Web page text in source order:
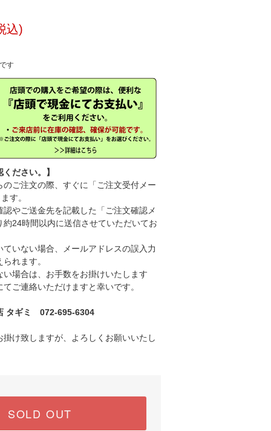
込)
す
ださい。】
ご注文の際、すぐに「ご注文受付メー
す。
やご送金先を記載した「ご注文確認メ
約24時間以内に送信させていただいてお
いない場合、メールアドレスの誤入力
れます。
場合は、お手数をお掛けいたします
ご連絡いただけますと幸いです。
タギミ 072-695-6304
掛け致しますが、よろしくお願いいたし
SOLD OUT